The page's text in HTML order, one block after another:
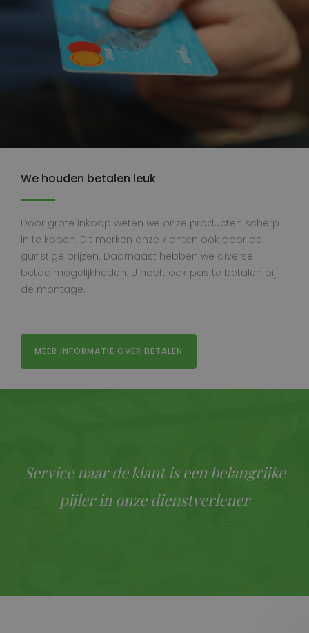
We houden betalen leuk
Door grote inkoop weten we onze producten scherp
in te kopen. Dit merken onze klanten ook door de
gunstige prijzen. Daarnaast hebben we diverse
betaalmogelijkheden. U hoeft ook pas te betalen bij
de montage.
MEER INFORMATIE OVER BETALEN
Service naar de klant is een belangrijke
pijler in onze dienstverlener